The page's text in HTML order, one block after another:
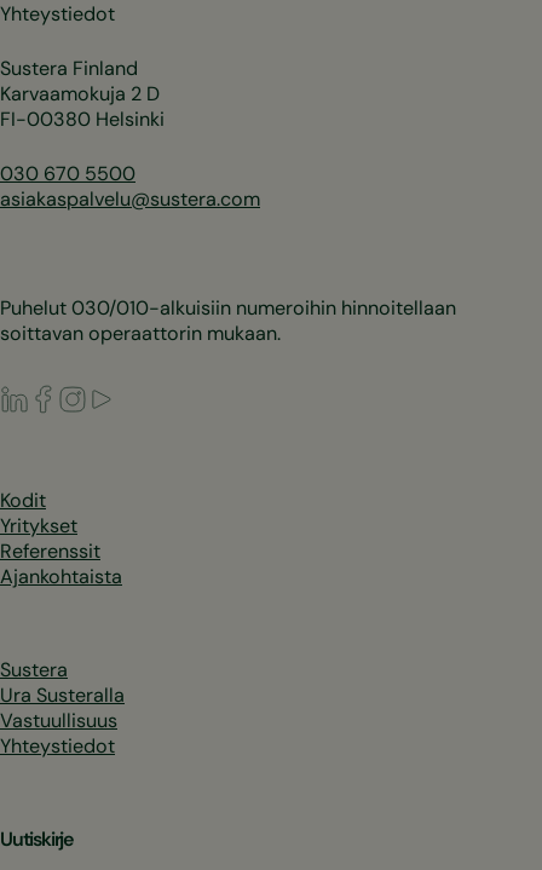
Yhteystiedot
Sustera Finland
Karvaamokuja 2 D
FI-00380 Helsinki
030 670 5500
asiakaspalvelu@sustera.com
Puhelut 030/010-alkuisiin numeroihin hinnoitellaan
soittavan operaattorin mukaan.
LinkedIn
Facebook
Instagram
Kodit
Yritykset
Referenssit
Ajankohtaista
Sustera
Ura Susteralla
Vastuullisuus
Yhteystiedot
Uutiskirje